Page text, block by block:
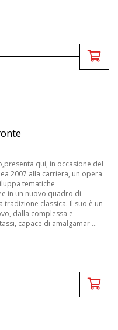
qui, in occasione del
2007 alla carriera, un'opera
tematiche
in un nuovo quadro di
tradizione classica. Il suo è un
dalla complessa e
capace di amalgamar ...